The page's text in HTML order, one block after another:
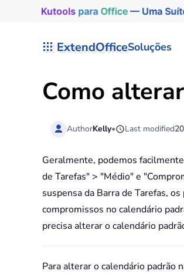
Kutools para Office— Uma
ExtendOfficeSoluções
Como
AuthorKelly• Last modified
Geralmente, podemos
de Tarefas" > "Médio" e
suspensa da Barra de Tarefas,
compromissos no calendário
precisa alterar o calendário
Para alterar o calendário padrão